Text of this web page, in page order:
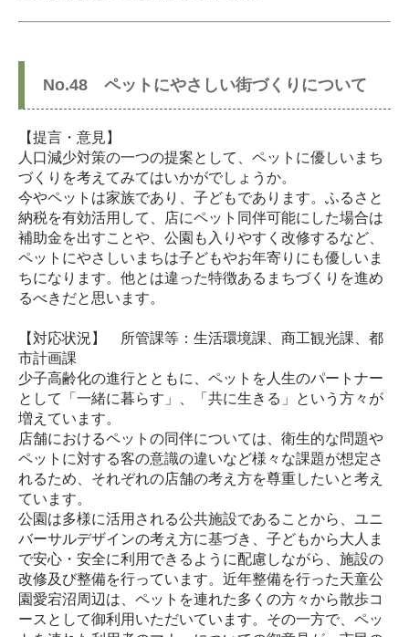
No.48 ペットにやさしい街づくりについて
【提言・意見】
人口減少対策の一つの提案として、ペットに優しいまち
づくりを考えてみてはいかがでしょうか。
今やペットは家族であり、子どもであります。ふるさと
納税を有効活用して、店にペット同伴可能にした場合は
補助金を出すことや、公園も入りやすく改修するなど、
ペットにやさしいまちは子どもやお年寄りにも優しいま
ちになります。他とは違った特徴あるまちづくりを進め
るべきだと思います。
【対応状況】 所管課等：生活環境課、商工観光課、都
市計画課
少子高齢化の進行とともに、ペットを人生のパートナー
として「一緒に暮らす」、「共に生きる」という方々が
増えています。
店舗におけるペットの同伴については、衛生的な問題や
ペットに対する客の意識の違いなど様々な課題が想定さ
れるため、それぞれの店舗の考え方を尊重したいと考え
ています。
公園は多様に活用される公共施設であることから、ユニ
バーサルデザインの考え方に基づき、子どもから大人ま
で安心・安全に利用できるように配慮しながら、施設の
改修及び整備を行っています。近年整備を行った天童公
園愛宕沼周辺は、ペットを連れた多くの方々から散歩コ
ースとして御利用いただいています。その一方で、ペッ